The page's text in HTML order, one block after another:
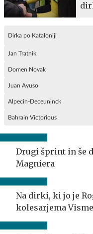
Dirka po Kataloniji
Jan Tratnik
Domen Novak
Juan Ayuso
Alpecin-Deceuninck
Bahrain Victorious
Drugi šprint in še
Magniera
Na dirki, ki jo je
kolesarjema Visme